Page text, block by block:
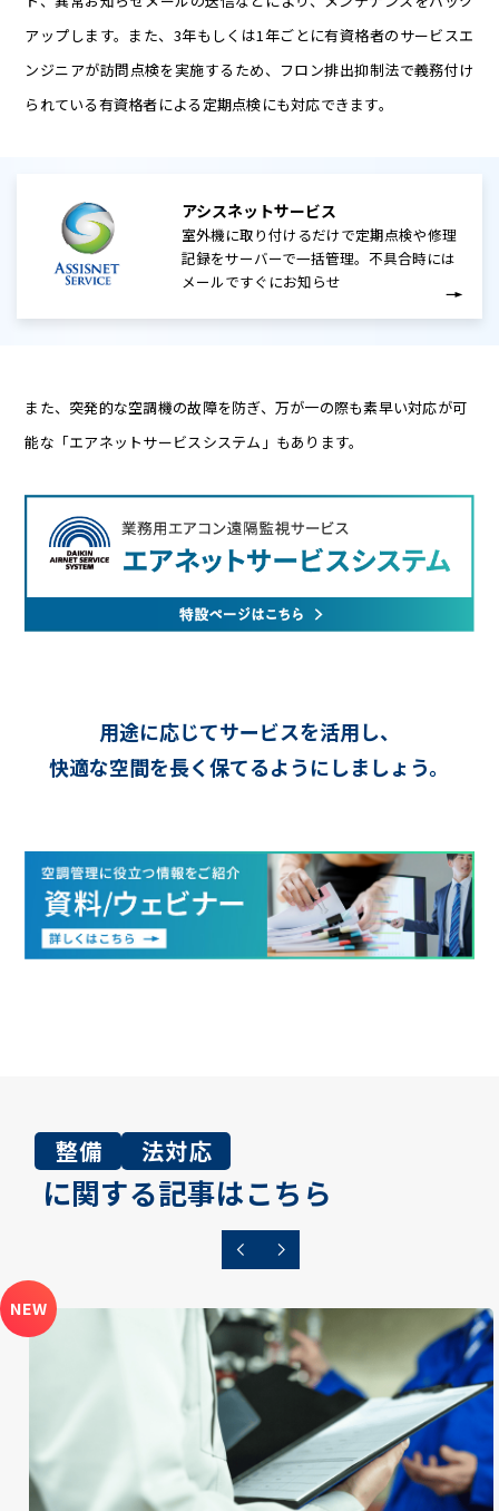
アップします。また、3年もしくは1年ごとに有資格者のサービスエ
ンジニアが訪問点検を実施するため、フロン排出抑制法で義務付け
られている有資格者による定期点検にも対応できます。
アシスネットサービス
室外機に取り付けるだけで定期点検や修理
記録をサーバーで一括管理。不具合時には
メールですぐにお知らせ
また、突発的な空調機の故障を防ぎ、万が一の際も素早い対応が可
能な「エアネットサービスシステム」もあります。
用途に応じてサービスを活用し、
快適な空間を長く保てるようにしましょう。
整備 法対応
に関する記事はこちら
NEW